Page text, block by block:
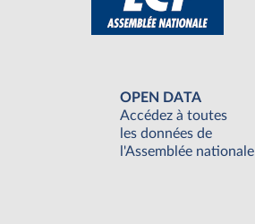
OPEN DATA
Accédez à toutes
les données de
l'Assemblée nationale